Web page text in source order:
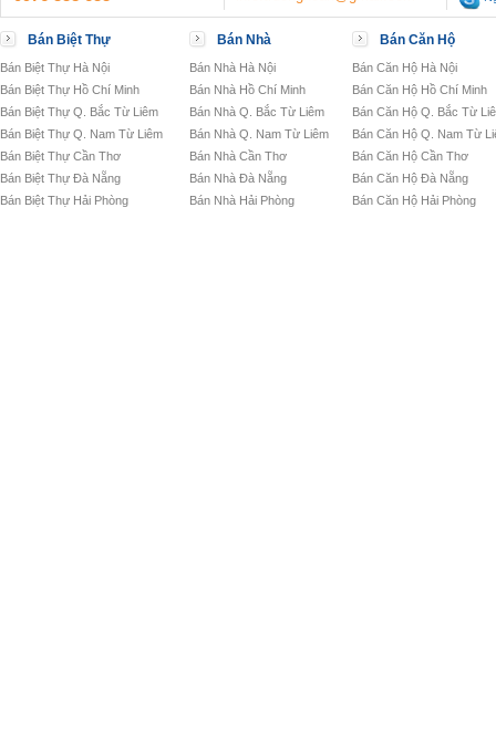
Bán Biệt Thự
Bán Biệt Thự Hà Nội
Bán Biệt Thự Hồ Chí Minh
Bán Biệt Thự Q. Bắc Từ Liêm
Bán Biệt Thự Q. Nam Từ Liêm
Bán Biệt Thự Cần Thơ
Bán Biệt Thự Đà Nẵng
Bán Biệt Thự Hải Phòng
Bán Nhà
Bán Nhà Hà Nội
Bán Nhà Hồ Chí Minh
Bán Nhà Q. Bắc Từ Liêm
Bán Nhà Q. Nam Từ Liêm
Bán Nhà Cần Thơ
Bán Nhà Đà Nẵng
Bán Nhà Hải Phòng
Bán Căn Hộ
Bán Căn Hộ Hà Nội
Bán Căn Hộ Hồ Chí Minh
Bán Căn Hộ Q. Bắc Từ
Bán Căn Hộ Q. Nam Từ
Bán Căn Hộ Cần Thơ
Bán Căn Hộ Đà Nẵng
Bán Căn Hộ Hải Phòng